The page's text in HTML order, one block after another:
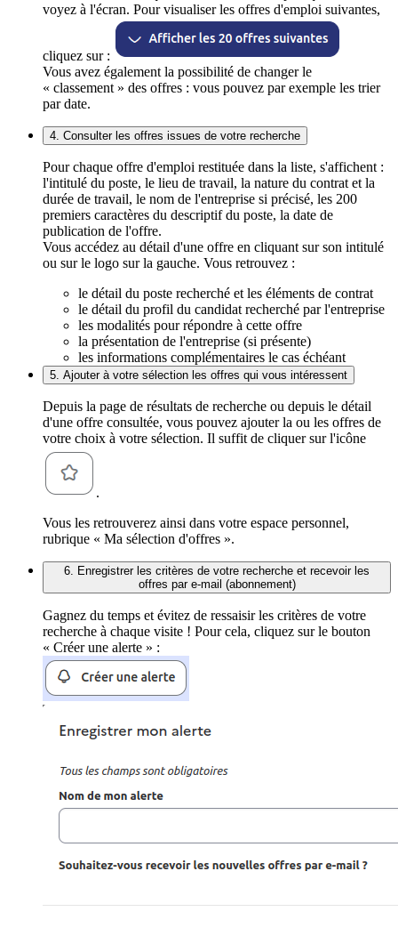
voyez à l'écran. Pour visualiser les offres d'emploi suivantes,
cliquez sur :
Vous avez également la possibilité de changer le
« classement » des offres : vous pouvez par exemple les trier
par date.
4. Consulter les offres issues de votre recherche
Pour chaque offre d'emploi restituée dans la liste, s'affichent :
l'intitulé du poste, le lieu de travail, la nature du contrat et la
durée de travail, le nom de l'entreprise si précisé, les 200
premiers caractères du descriptif du poste, la date de
publication de l'offre.
Vous accédez au détail d'une offre en cliquant sur son intitulé
ou sur le logo sur la gauche. Vous retrouvez :
le détail du poste recherché et les éléments de contrat
le détail du profil du candidat recherché par l'entreprise
les modalités pour répondre à cette offre
la présentation de l'entreprise (si présente)
les informations complémentaires le cas échéant
5. Ajouter à votre sélection les offres qui vous intéressent
Depuis la page de résultats de recherche ou depuis le détail
d'une offre consultée, vous pouvez ajouter la ou les offres de
votre choix à votre sélection. Il suffit de cliquer sur l'icône
.
Vous les retrouverez ainsi dans votre espace personnel,
rubrique « Ma sélection d'offres ».
6. Enregistrer les critères de votre recherche et recevoir les
offres par e-mail (abonnement)
Gagnez du temps et évitez de ressaisir les critères de votre
recherche à chaque visite ! Pour cela, cliquez sur le bouton
« Créer une alerte » :